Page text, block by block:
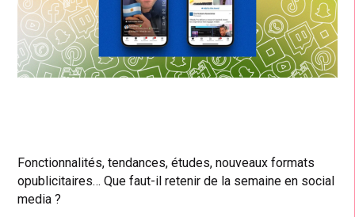
Fonctionnalités, tendances, études, nouveaux formats
opublicitaires… Que faut-il retenir de la semaine en social
media ?